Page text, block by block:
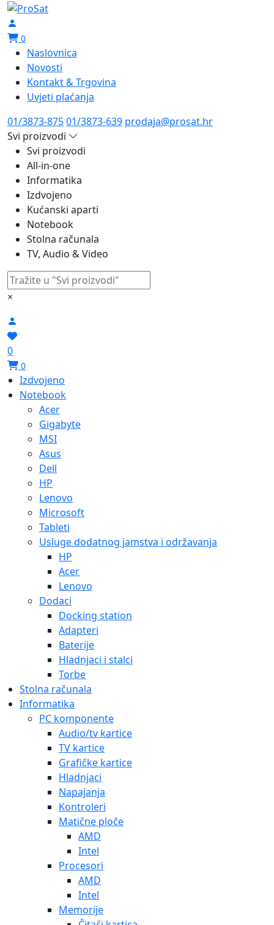
0
Naslovnica
Novosti
Kontakt & Trgovina
Uvjeti plaćanja
01/3873-87501/3873-639 prodaja@prosat.hr
Svi proizvodi
Svi proizvodi
All-in-one
Informatika
Izdvojeno
Kućanski aparti
Notebook
Stolna računala
TV, Audio & Video
×
0
0
Izdvojeno
Notebook
Acer
Gigabyte
MSI
Asus
Dell
HP
Lenovo
Microsoft
Tableti
Usluge dodatnog jamstva i održavanja
HP
Acer
Lenovo
Dodaci
Docking station
Adapteri
Baterije
Hladnjaci i stalci
Torbe
Stolna računala
Informatika
PC komponente
Audio/tv kartice
TV kartice
Grafičke kartice
Hladnjaci
Napajanja
Kontroleri
Matične ploče
AMD
Intel
Procesori
AMD
Intel
Memorije